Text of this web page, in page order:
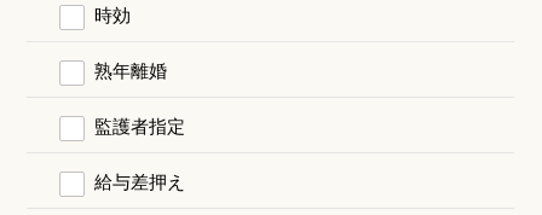
時効
熟年離婚
監護者指定
給与差押え